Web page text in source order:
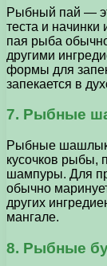
Рыбный пай —
теста и
пая рыба
другими
формы для
запекается в
7. Рыбные
Рыбные
кусочков рыбы,
шампуры. Для
обычно
других
мангале.
8. Рыбные